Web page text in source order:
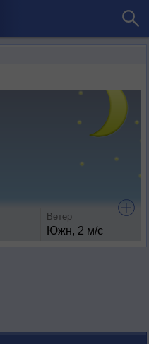
Ветер
Южн, 2 м/с